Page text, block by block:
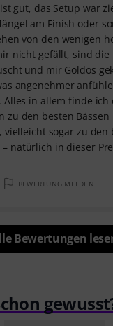
gut, das Setup war
am Finish oder
von den wenigen
nicht gefällt, sind die
und mir Goldos
angenehmer
in allem finde ich
zu den besten
vielleicht sogar zu den
natürlich in dieser
BEWERTUNG MELDEN
Bewertungen